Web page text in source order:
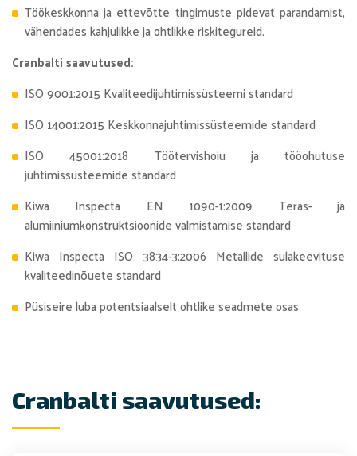
Töökeskkonna ja ettevõtte tingimuste pidevat parandamist,
vähendades kahjulikke ja ohtlikke riskitegureid.
Cranbalti saavutused:
ISO 9001:2015 Kvaliteedijuhtimissüsteemi standard
ISO 14001:2015 Keskkonnajuhtimissüsteemide standard
ISO 45001:2018 Töötervishoiu ja tööohutuse
juhtimissüsteemide standard
Kiwa Inspecta EN 1090-1:2009 Teras- ja
alumiiniumkonstruktsioonide valmistamise standard
Kiwa Inspecta ISO 3834-3:2006 Metallide sulakeevituse
kvaliteedinõuete standard
Püsiseire luba potentsiaalselt ohtlike seadmete osas
Cranbalti saavutused: